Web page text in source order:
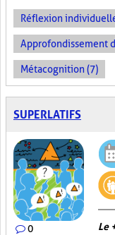
Réflexion
Approfondissement
Métacognition (7)
SUPERLATIFS
0 Le